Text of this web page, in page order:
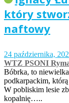
który
naftowy
24 października,
WTZ PSONI
Bóbrka, to
podkarpackim,
W pobliskim lesie
kopalnię…..